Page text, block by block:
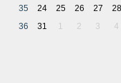
35
24 25 26 27 28
36
31 1 2 3 4